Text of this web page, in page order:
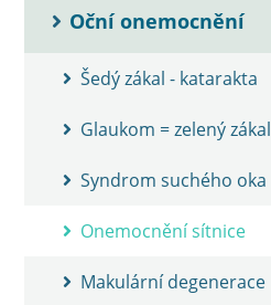
Oční onemocnění
Šedý zákal - katarakta
Glaukom = zelený zákal
Syndrom suchého oka
Onemocnění sítnice
Makulární degenerace